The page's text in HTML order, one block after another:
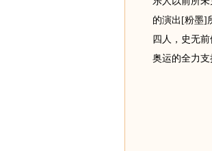
的演出[粉墨]
四人，史无
奥运的全力支